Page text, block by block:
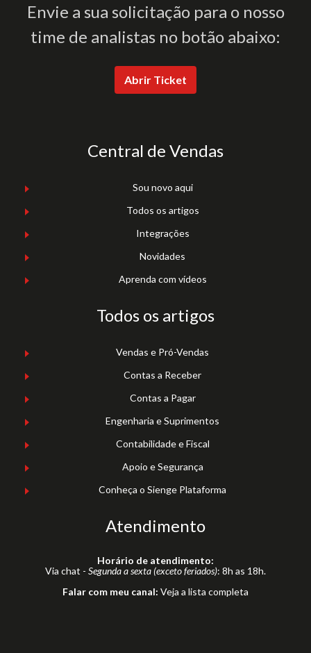
Envie a sua solicitação para o nosso
time de analistas no botão abaixo:
Abrir Ticket
Central de Vendas
Sou novo aqui
Todos os artigos
Integrações
Novidades
Aprenda com vídeos
Todos os artigos
Vendas e Pró-Vendas
Contas a Receber
Contas a Pagar
Engenharia e Suprimentos
Contabilidade e Fiscal
Apoio e Segurança
Conheça o Sienge Plataforma
Atendimento
Horário de atendimento:
Via chat - Segunda a sexta (exceto feriados): 8h as 18h.
Falar com meu canal: Veja a lista completa